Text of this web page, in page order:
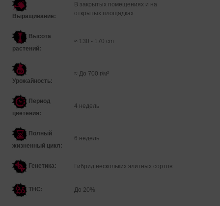
Выращивание:
В закрытых помещениях и на
открытых площадках
Высота
растений:
≈ 130 - 170 cm
Урожайность:
≈ До 700 г/м²
Период
цветения:
4 недель
Полный
жизненный цикл:
6 недель
Генетика: Гибрид нескольких элитных сортов
THC: До 20%